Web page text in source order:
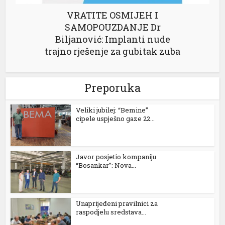
VRATITE OSMIJEH I
SAMOPOUZDANJE Dr
Biljanović: Implanti nude
trajno rješenje za gubitak zuba
Preporuka
Veliki jubilej: “Bemine”
cipele uspješno gaze 22...
Javor posjetio kompaniju
“Bosankar”: Nova...
Unaprijeđeni pravilnici za
raspodjelu sredstava...